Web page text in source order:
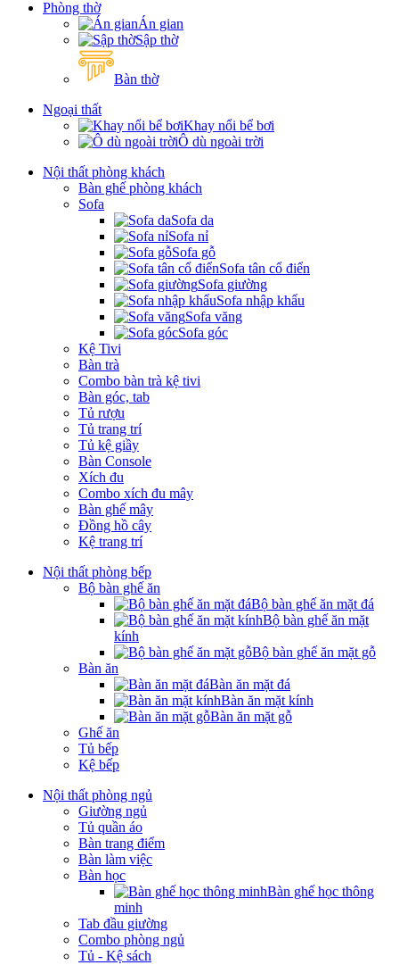
Phòng thờ
Án gian
Sập thờ
Bàn thờ
Ngoại thất
Khay nổi bể bơi
Ô dù ngoài trời
Nội thất phòng khách
Bàn ghế phòng khách
Sofa
Sofa da
Sofa nỉ
Sofa gỗ
Sofa tân cổ điển
Sofa giường
Sofa nhập khẩu
Sofa văng
Sofa góc
Kệ Tivi
Bàn trà
Combo bàn trà kệ tivi
Bàn góc, tab
Tủ rượu
Tủ trang trí
Tủ kệ giầy
Bàn Console
Xích đu
Combo xích đu mây
Bàn ghế mây
Đồng hồ cây
Kệ trang trí
Nội thất phòng bếp
Bộ bàn ghế ăn
Bộ bàn ghế ăn mặt đá
Bộ bàn ghế ăn mặt
kính
Bộ bàn ghế ăn mặt gỗ
Bàn ăn
Bàn ăn mặt đá
Bàn ăn mặt kính
Bàn ăn mặt gỗ
Ghế ăn
Tủ bếp
Kệ bếp
Nội thất phòng ngủ
Giường ngủ
Tủ quần áo
Bàn trang điểm
Bàn làm việc
Bàn học
Bàn ghế học thông
minh
Tab đầu giường
Combo phòng ngủ
Tủ - Kệ sách